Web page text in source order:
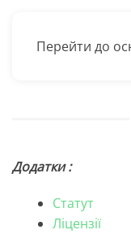
Перейти до
Додатки :
Статут
Ліцензії